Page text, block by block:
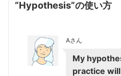
“Hypothesis”の使い方
Aさん
My
practice